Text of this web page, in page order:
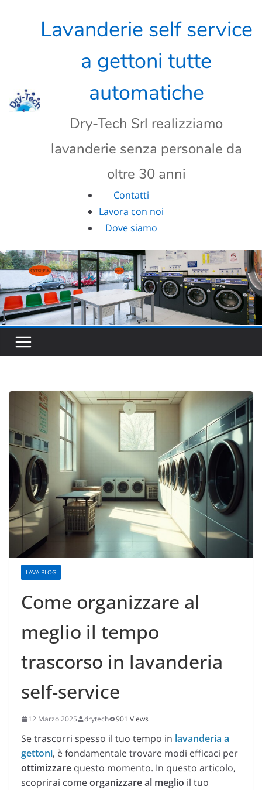
Lavanderie self service
a gettoni tutte
automatiche
Dry-Tech Srl realizziamo
lavanderie senza personale da
oltre 30 anni
Contatti
Lavora con noi
Dove siamo
LAVA BLOG
Come organizzare al
meglio il tempo
trascorso in lavanderia
self-service
12 Marzo 2025 drytech 901 Views
Se trascorri spesso il tuo tempo in lavanderia a
gettoni, è fondamentale trovare modi efficaci per
ottimizzare questo momento. In questo articolo,
scoprirai comeorganizzare al meglio il tuo